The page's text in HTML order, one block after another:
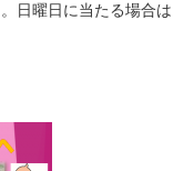
日曜日に当たる場合は